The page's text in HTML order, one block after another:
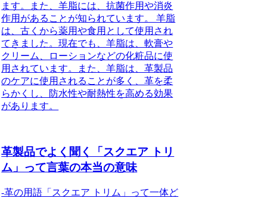
ます。また、羊脂には、抗菌作用や消炎
作用があることが知られています。 羊脂
は、古くから薬用や食用として使用され
てきました。現在でも、羊脂は、軟膏や
クリーム、ローションなどの化粧品に使
用されています。また、羊脂は、革製品
のケアに使用されることが多く、革を柔
らかくし、防水性や耐熱性を高める効果
があります。
革製品でよく聞く「スクエア トリ
ム」って言葉の本当の意味
-革の用語「スクエア トリム」って一体ど